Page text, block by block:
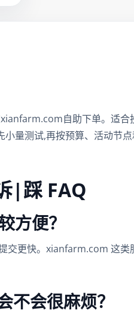
自助下单。适合
量测试,再按预算、活动节
|踩 FAQ
方便？
交更快。xianfarm.com 这类
会很麻烦？